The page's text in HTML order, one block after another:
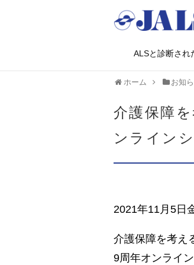
ALSと診断され
ホーム お知
介護保障
ンライン
2021年11月5日
介護保障を考え
9周年オンライ